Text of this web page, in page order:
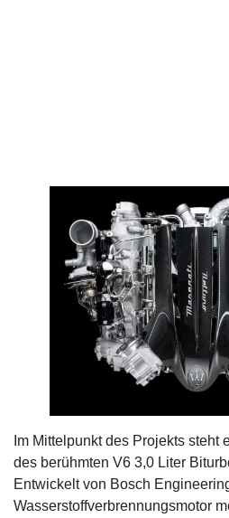
Im Mittelpunkt des Projekts steht
des berühmten V6 3,0 Liter
Entwickelt von Bosch
Wasserstoffverbrennungsmotor